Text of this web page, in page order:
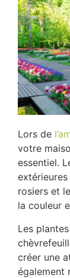
Lors de
votre
essentiel.
rosiers et
la couleur
Les
créer une
également